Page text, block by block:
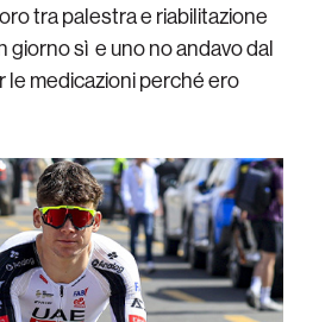
tra palestra e riabilitazione
giorno sì e uno no andavo dal
le medicazioni perché ero